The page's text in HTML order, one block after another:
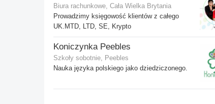
Biura rachunkowe, Cała Wielka Brytania
Prowadzimy księgowość klientów z całego
UK.MTD, LTD, SE, Krypto
Koniczynka Peebles
Szkoły sobotnie, Peebles
Nauka języka polskiego jako dziedziczonego.